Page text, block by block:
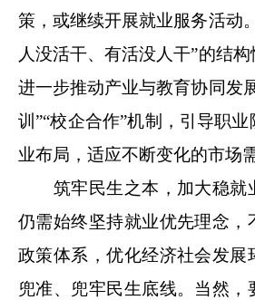
策，或继续开展就业服务活动
人没活干、有活没人干”的结
进一步推动产业与教育协同发
训”“校企合作”机制，引导职
业布局，适应不断变化的市场
筑牢民生之本，加大稳就
仍需始终坚持就业优先理念，
政策体系，优化经济社会发展
兜准、兜牢民生底线。当然，